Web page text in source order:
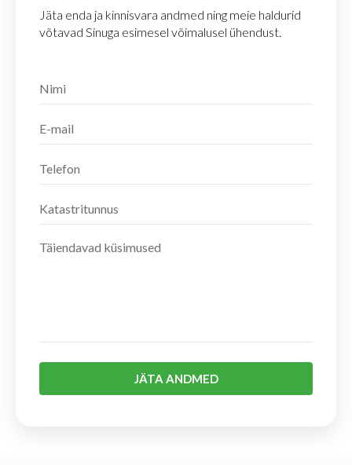
Jäta enda ja kinnisvara andmed ning meie haldurid
võtavad Sinuga esimesel võimalusel ühendust.
JÄTA ANDMED